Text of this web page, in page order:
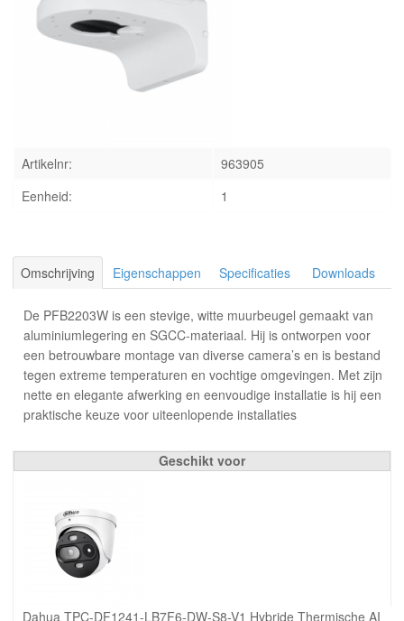
INLOGGEN
Artikelnr:
963905
Eenheid:
1
Omschrijving Eigenschappen Specificaties Downloads
De PFB2203W is een stevige, witte muurbeugel gemaakt van
aluminiumlegering en SGCC-materiaal. Hij is ontworpen voor
een betrouwbare montage van diverse camera’s en is bestand
tegen extreme temperaturen en vochtige omgevingen. Met zijn
nette en elegante afwerking en eenvoudige installatie is hij een
praktische keuze voor uiteenlopende installaties
Geschikt voor
Dahua TPC-DF1241-LB7F6-DW-S8-V1 Hybride Thermische AI